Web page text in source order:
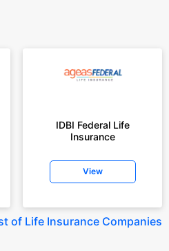
or recommend any particular insurer
10
non-smoker, with no pre-existing
rounded off to nearest 10
existing diseases, cover upto 30 years
IDBI Federal Life
Insurance
View
of Life Insurance Companies